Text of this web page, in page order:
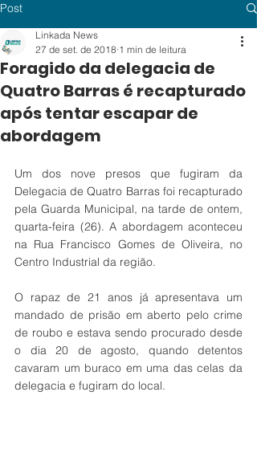
Post
Foragido da delegacia de
Quatro Barras é recapturado
após tentar escapar de
abordagem
Linkada News
27 de set. de 2018 1 min de leitura
Um dos nove presos que fugiram da
Delegacia de Quatro Barras foi recapturado
pela Guarda Municipal, na tarde de ontem,
quarta-feira (26). A abordagem aconteceu
na Rua Francisco Gomes de Oliveira, no
Centro Industrial da região.
O rapaz de 21 anos já apresentava um
mandado de prisão em aberto pelo crime
de roubo e estava sendo procurado desde
o dia 20 de agosto, quando detentos
cavaram um buraco em uma das celas da
delegacia e fugiram do local.